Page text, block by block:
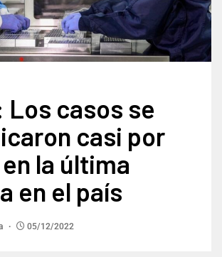
Los casos se
casi por
la última
en el país
05/12/2022